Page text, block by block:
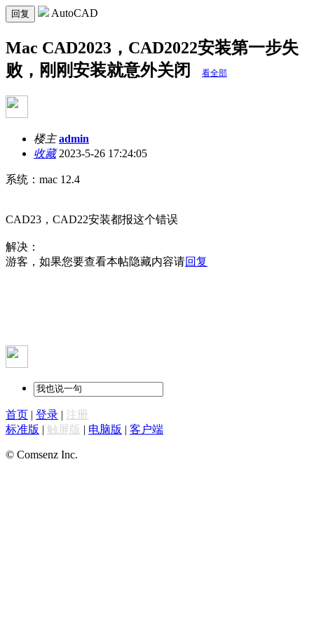
回复 AutoCAD
Mac CAD2023，CAD2022安装第一步失
败，刚刚安装就意外关闭
看全部
楼主 admin
收藏2023-5-26 17:24:05
系统：mac 12.4
CAD23，CAD22安装都报这个错误
解决：
游客，如果您要查看本帖隐藏内容请回复
首页 | 登录 | 注册
标准版 | 触屏版 | 电脑版 | 客户端
© Comsenz Inc.